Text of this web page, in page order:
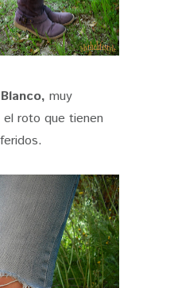
Blanco, muy
roto que tienen